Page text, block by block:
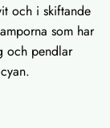
och i skiftande
som har
och pendlar